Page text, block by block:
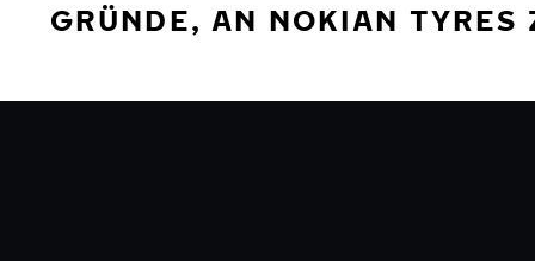
GRÜNDE, AN NOKIAN TYRES